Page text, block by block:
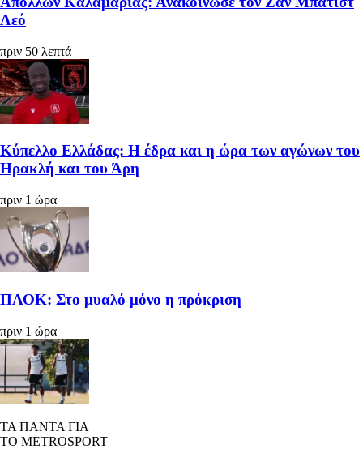
Λεό
πριν 50 λεπτά
Κύπελλο Ελλάδας: Η έδρα και η ώρα των αγώνων του
Ηρακλή και του Άρη
πριν 1 ώρα
ΠΑΟΚ: Στο μυαλό μόνο η πρόκριση
πριν 1 ώρα
ΤΑ ΠΑΝΤΑ ΓΙΑ
ΤΟ METROSPORT